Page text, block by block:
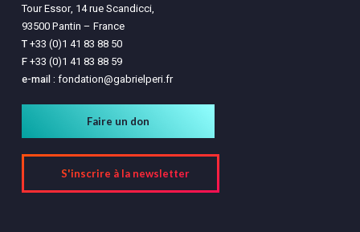
Tour Essor, 14 rue Scandicci,
93500 Pantin – France
T+33 (0)1 41 83 88 50
F+33 (0)1 41 83 88 59
e-mail : fondation@gabrielperi.fr
Faire un don
S'inscrire à la newsletter